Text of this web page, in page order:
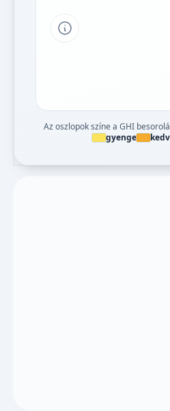
Tipp a grafikon
Az oszlopok színe a GHI
gyenge